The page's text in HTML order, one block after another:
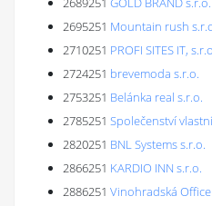
2695251 Mountain rush
2710251 PROFI SITES IT,
2724251 brevemoda s.r.o.
2753251 Belánka real s.r.o.
2785251 Společenství
2820251 BNL Systems s.r.o.
2866251 KARDIO INN s.r.o.
2886251 Vinohradská